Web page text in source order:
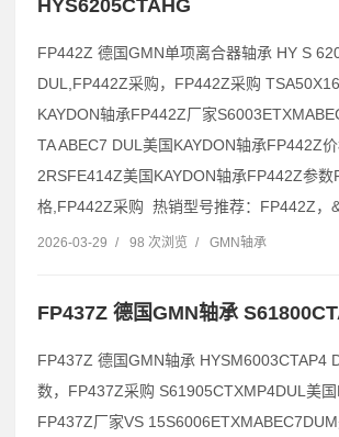
HYS6205CTAHG
FP442Z 德国GMN单项离合器轴承 HY S
DUL,FP442Z采购，FP442Z采购
KAYDON轴承FP442Z厂家
TA ABEC7 DUL美国KAYDON轴承FP442Z
2RSFE414Z美国KAYDON轴承FP442Z参数
格,FP442Z采购 热销型号推荐：FP442Z，
2026-03-29 / 98 次浏览 / GMN轴承
FP437Z 德国GMN轴承
FP437Z 德国GMN轴承 HYSM6003CTAP4
数，FP437Z采购 S61905CTXMP4DUL美国
FP437Z厂家VS